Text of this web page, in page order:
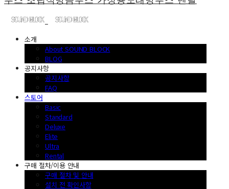
소개
About SOUND BLOCK
BLOG
공지사항
공지사항
FAQ
스토어
Basic
Standard
Deluxe
Elite
Ultra
Rental
구매 절차/이용 안내
구매 절차 및 안내
설치 전 확인사항